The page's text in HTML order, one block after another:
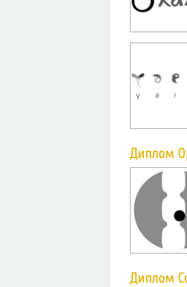
Диплом
Диплом